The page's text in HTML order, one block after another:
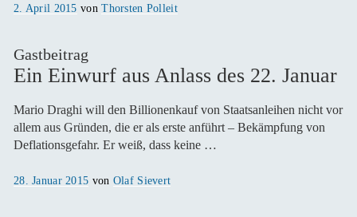
Veröffentlicht
2. April 2015 vonThorsten Polleit
Gastbeitrag
Ein Einwurf aus Anlass des 22. Januar
Mario Draghi will den Billionenkauf von Staatsanleihen nicht vor
allem aus Gründen, die er als erste anführt – Bekämpfung von
Deflationsgefahr. Er weiß, dass keine …
Veröffentlicht
28. Januar 2015 von Olaf Sievert